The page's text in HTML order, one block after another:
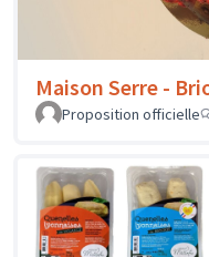
Maison Serre -
Proposition officielle